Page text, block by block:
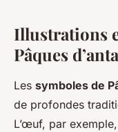
Illustrations
Pâques
Les symboles de
de profondes
L’œuf, par